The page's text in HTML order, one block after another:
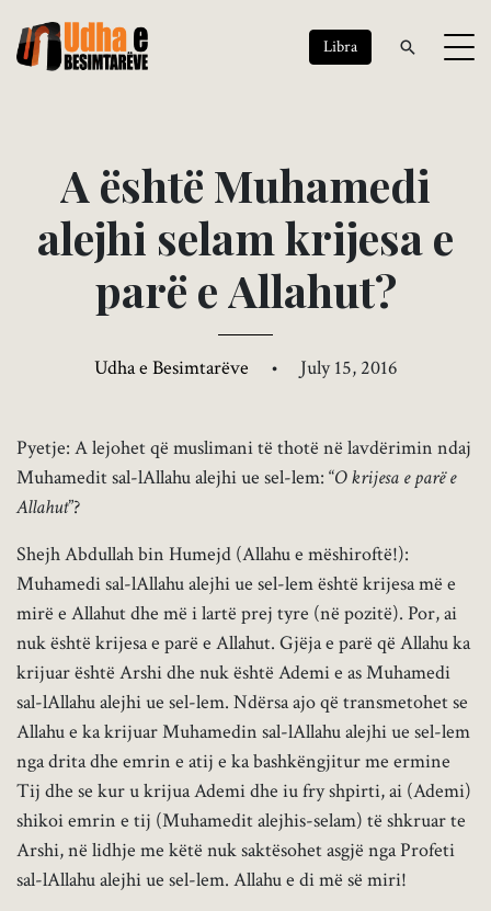
Libra
A është Muhamedi
alejhi selam krijesae
parë eAllahut?
Udha e Besimtarëve • July 15, 2016
Pyetje: A lejohet që muslimani të thotë në lavdërimin ndaj
Muhamedit sal-lAllahu alejhi ue sel-lem: “O krijesa e parë e
Allahut”?
Shejh Abdullah bin Humejd (Allahu e mëshiroftë!):
Muhamedi sal-lAllahu alejhi ue sel-lem është krijesa më e
mirë e Allahut dhe më i lartë prej tyre (në pozitë). Por, ai
nuk është krijesa e parë e Allahut. Gjëja e parë që Allahu ka
krijuar është Arshi dhe nuk është Ademi e as Muhamedi
sal-lAllahu alejhi ue sel-lem. Ndërsa ajo që transmetohet se
Allahu e ka krijuar Muhamedin sal-lAllahu alejhi ue sel-lem
nga drita dhe emrin e atij e ka bashkëngjitur me ermine
Tij dhe se kur u krijua Ademi dhe iu fry shpirti, ai (Ademi)
shikoi emrin e tij (Muhamedit alejhis-selam) të shkruar te
Arshi, në lidhje me këtë nuk saktësohet asgjë nga Profeti
sal-lAllahu alejhi ue sel-lem. Allahu e di më së miri!